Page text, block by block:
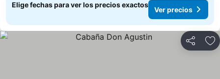
Elige fechas para ver los precios exactos
Ver precios
Compartir